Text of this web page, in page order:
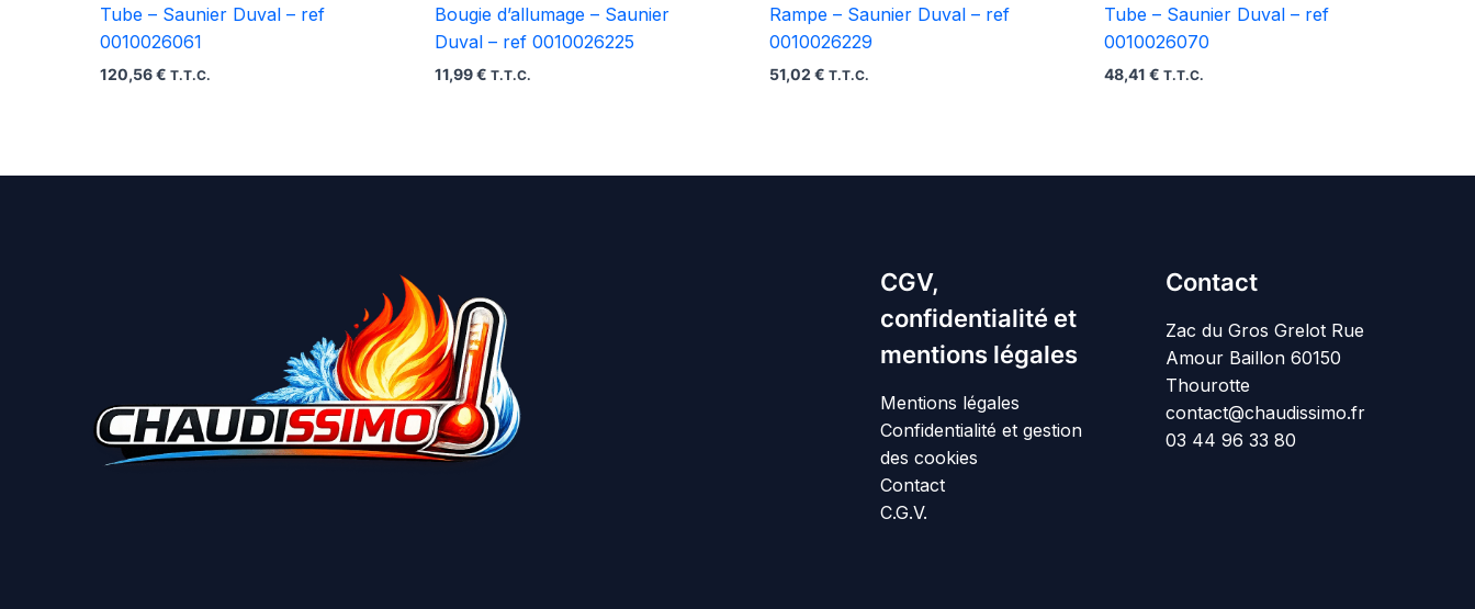
Tube – Saunier Duval – ref
0010026061
120,56€ T.T.C.
Bougie d’allumage – Saunier
Duval – ref 0010026225
11,99€ T.T.C.
Rampe – Saunier Duval – ref
0010026229
51,02€ T.T.C.
Tube – Saunier Duval – ref
0010026070
48,41€ T.T.C.
CGV,
confidentialité et
mentions légales
Mentions légales
Confidentialité et gestion
des cookies
Contact
C.G.V.
Contact
Zac du Gros Grelot Rue
Amour Baillon 60150
Thourotte
contact@chaudissimo.fr
03 44 96 33 80